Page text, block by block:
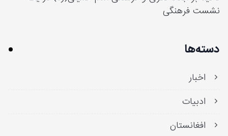
نشست فرهنگی
دسته‌ها
اخبار
ادبیات
افغانستان